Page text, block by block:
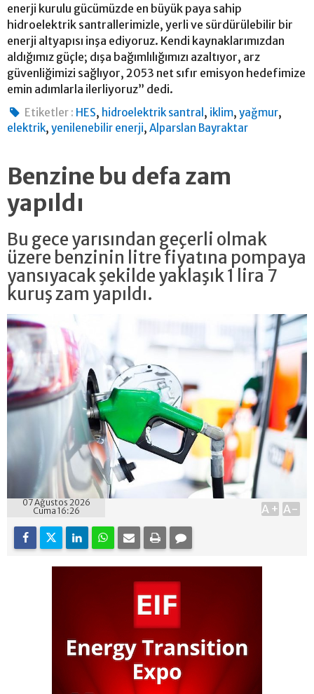
enerji kurulu gücümüzde en büyük paya sahip
hidroelektrik santrallerimizle, yerli ve sürdürülebilir bir
enerji altyapısı inşa ediyoruz. Kendi kaynaklarımızdan
aldığımız güçle; dışa bağımlılığımızı azaltıyor, arz
güvenliğimizi sağlıyor, 2053 net sıfır emisyon hedefimize
emin adımlarla ilerliyoruz” dedi.
Etiketler : HES, hidroelektrik santral , iklim,yağmur,
elektrik, yenilenebilir enerji, Alparslan Bayraktar
Benzine bu defa zam
yapıldı
Bu gece yarısından geçerli olmak
üzere benzinin litre fiyatına pompaya
yansıyacak şekilde yaklaşık 1 lira 7
kuruş zam yapıldı.
07 Ağustos 2026
Cuma 16:26
A+ A-